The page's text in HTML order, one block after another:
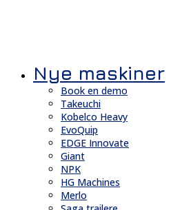
Nye maskiner
Book en demo
Takeuchi
Kobelco Heavy
EvoQuip
EDGE Innovate
Giant
NPK
HG Machines
Merlo